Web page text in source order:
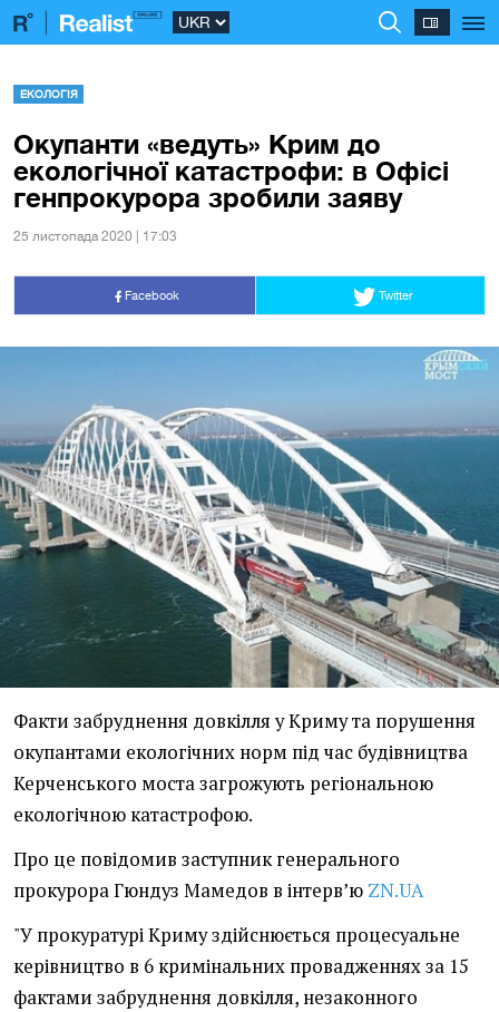
ЕКОЛОГІЯ
Окупанти «ведуть» Крим до
екологічної катастрофи: в Офісі
генпрокурора зробили заяву
25 листопада 2020 | 17:03
Facebook Twitter
Факти забруднення довкілля у Криму та порушення
окупантами екологічних норм під час будівництва
Керченського моста загрожують регіональною
екологічною катастрофою.
Про це повідомив заступник генерального
прокурора Гюндуз Мамедов в інтерв’ю ZN.UA
"У прокуратурі Криму здійснюється процесуальне
керівництво в 6 кримінальних провадженнях за 15
фактами забруднення довкілля, незаконного